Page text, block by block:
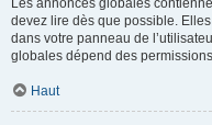
Les annonces globales
devez lire dès que possible.
dans votre panneau de
globales dépend des
Haut